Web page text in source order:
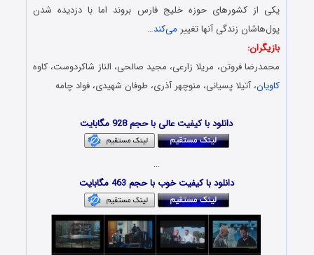
یکی از کشورهای حوزه خلیج فارس بروند اما با دزدیده شدن
پول‌هاشان زندگی آنها تغییر می‌کند…
بازیگران:
محمدرضا فروتن، مریلا زارعی، مجید صالحی، الناز شاکردوست، کاوه
کاویان، آتیلا پسیانی، منوچهر آذری، طوفان شهیدی، فواد چامه
دانلود با کیفیت عالی با حجم 928 مگابایت
…
دانلود با کیفیت خوب با حجم 463 مگابایت